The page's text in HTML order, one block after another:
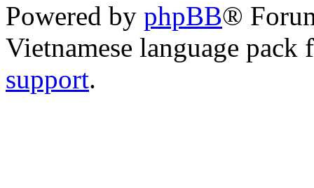
Powered by phpBB®
Vietnamese language
support.